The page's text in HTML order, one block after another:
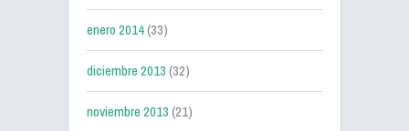
enero 2014(33)
diciembre 2013(32)
noviembre 2013(21)